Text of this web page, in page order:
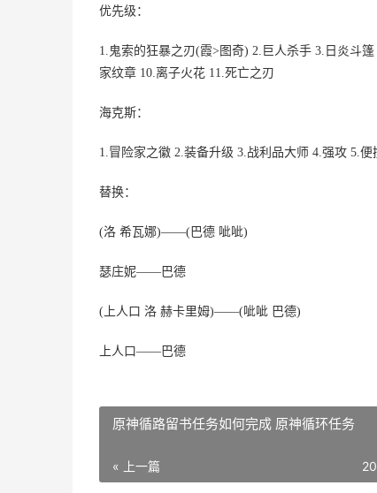
优先级：
1.鬼索的狂暴之刃(霞>图奇) 2.巨人杀手 3.日炎斗
家纹章 10.离子火花 11.死亡之刃
海克斯：
1.冒险家之徽 2.装备升级 3.战利品大师 4.强攻 5.
替换：
(洛 希瓦娜)——(巴德 呲呲)
瑟庄妮——巴德
(上人口 洛 赫卡里姆)——(呲呲 巴德)
上人口——巴德
原神循路留书任务如何完成 原神循环任务
« 上一篇